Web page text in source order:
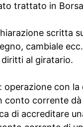
trattato in
scritta
cambiale
al giratario.
: operazione con la
conto corrente dà
di accreditare